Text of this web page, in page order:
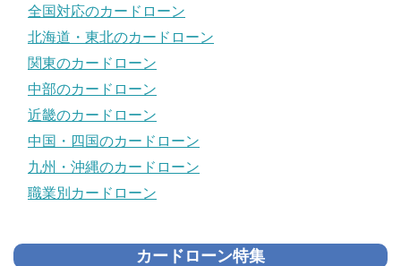
全国対応のカードローン
北海道・東北のカードローン
関東のカードローン
中部のカードローン
近畿のカードローン
中国・四国のカードローン
九州・沖縄のカードローン
職業別カードローン
カードローン特集